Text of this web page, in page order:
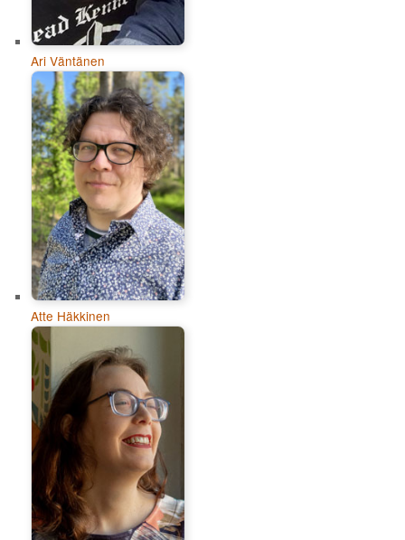
Ari Väntänen
Atte Häkkinen